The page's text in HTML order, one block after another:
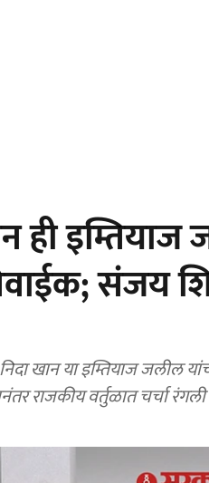
ही इम्तियाज
संजय
खान या इम्तियाज जलील
राजकीय वर्तुळात चर्चा